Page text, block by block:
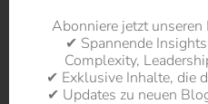
lädt das Buch dazu ein,
genommen zu werden und
kein Buch, das man von
ist ein Buch, das man
nimmt, einen Essay lies
Abonniere jetzt
✔ Spannende
Complexity,
✔ Exklusive Inhalte, die
✔ Updates zu neuen